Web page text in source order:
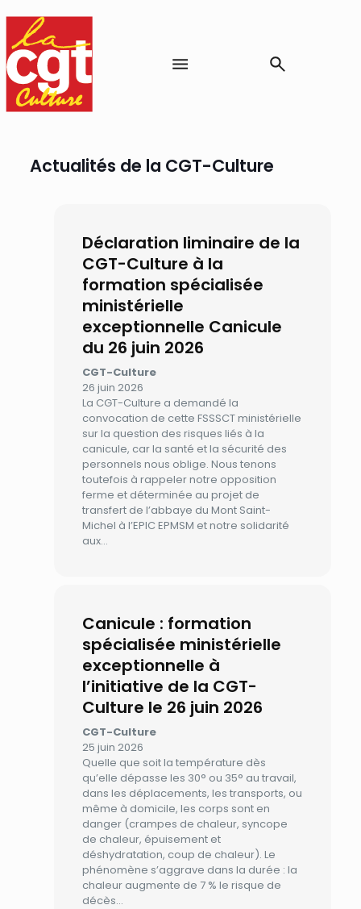
Actualités de la CGT-Culture
Déclaration liminaire de la
CGT-Culture à la
formation spécialisée
ministérielle
exceptionnelle Canicule
du 26 juin 2026
CGT-Culture
26 juin 2026
La CGT-Culture a demandé la
convocation de cette FSSSCT ministérielle
sur la question des risques liés à la
canicule, car la santé et la sécurité des
personnels nous oblige. Nous tenons
toutefois à rappeler notre opposition
ferme et déterminée au projet de
transfert de l’abbaye du Mont Saint-
Michel à l’EPIC EPMSM et notre solidarité
aux…
Canicule : formation
spécialisée ministérielle
exceptionnelle à
l’initiative de la CGT-
Culture le 26 juin 2026
CGT-Culture
25 juin 2026
Quelle que soit la température dès
qu’elle dépasse les 30° ou 35° au travail,
dans les déplacements, les transports, ou
même à domicile, les corps sont en
danger (crampes de chaleur, syncope
de chaleur, épuisement et
déshydratation, coup de chaleur). Le
phénomène s’aggrave dans la durée : la
chaleur augmente de 7 % le risque de
décès…